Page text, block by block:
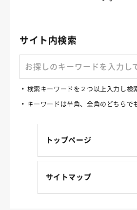
サイト内検索
検索キーワードを２つ以上入力し検
キーワードは半角、全角のどちらで
トップページ
サイトマップ